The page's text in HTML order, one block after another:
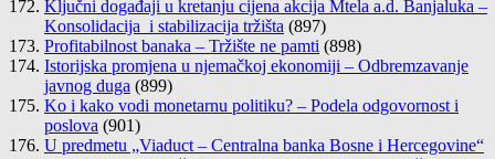
Ključni događaji u kretanju cijena akcija Mtela a.d. Banjaluka –
Konsolidacija i stabilizacija tržišta (897)
Profitabilnost banaka – Tržište ne pamti (898)
Istorijska promjena u njemačkoj ekonomiji – Odbremzavanje
javnog duga (899)
Ko i kako vodi monetarnu politiku? – Podela odgovornost i
poslova (901)
U predmetu „Viaduct – Centralna banka Bosne i Hercegovine“